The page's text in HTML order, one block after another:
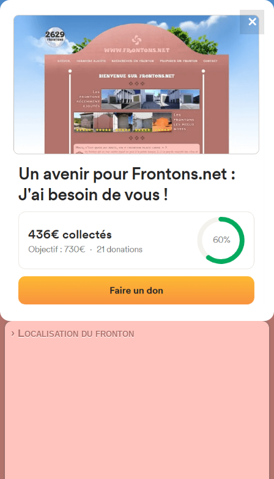
FRONTONS.NET
RECHERCHER UN FRONTON
PROPOSER UN FRONTON
4867
frontons
20015 Donostia, Gipuzkoa
Intxaurrondo Kalea 70
Fronton mur à gauche
Localisation|Photos|Commentaires et avis
› Localisation du fronton
✕